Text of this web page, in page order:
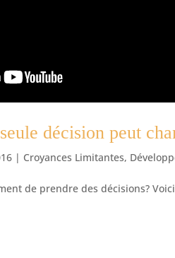
décision peut
| Croyances Limitantes,
de prendre des décisions?